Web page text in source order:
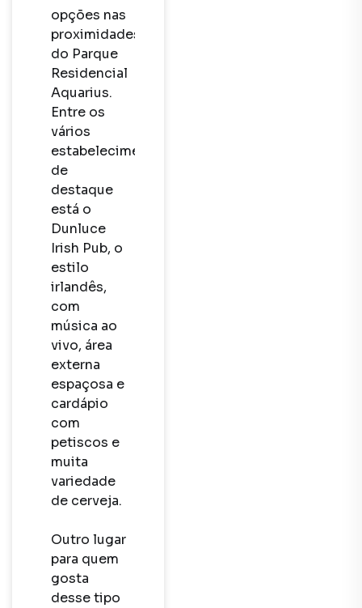
opções nas
proximidades
do Parque
Residencial
Aquarius.
Entre os
vários
estabelecimentos
de
destaque
está o
Dunluce
Irish Pub, o
estilo
irlandês,
com
música ao
vivo, área
externa
espaçosa e
cardápio
com
petiscos e
muita
variedade
de cerveja.
Outro lugar
para quem
gosta
desse tipo